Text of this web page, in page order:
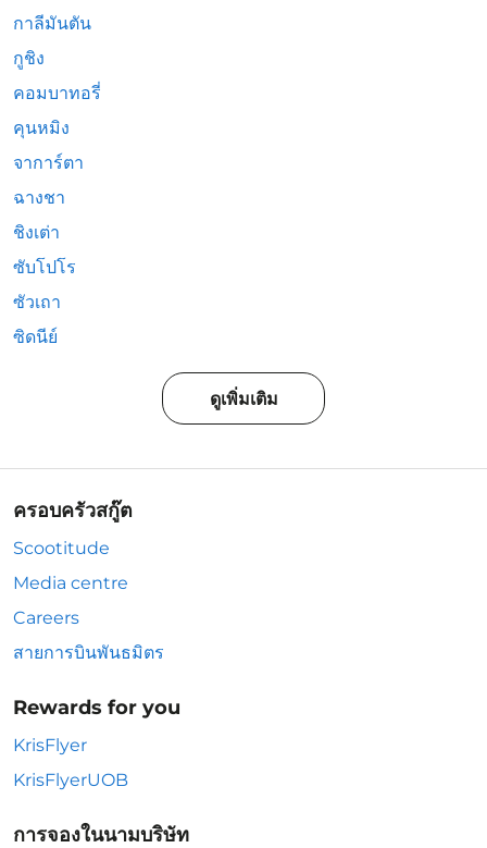
กาลีมันตัน
กูชิง
คอมบาทอรี่
คุนหมิง
จาการ์ตา
ฉางชา
ชิงเต่า
ซับโปโร
ซัวเถา
ซิดนีย์
ดูเพิ่มเติม
ครอบครัวสกู๊ต
Scootitude
Media centre
Careers
สายการบินพันธมิตร
Rewards for you
KrisFlyer
KrisFlyerUOB
การจองในนามบริษัท